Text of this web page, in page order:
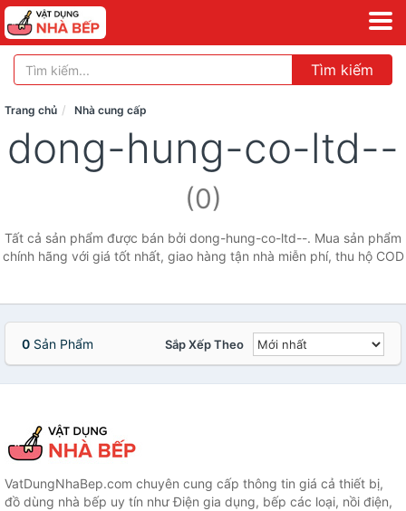
Tìm kiếm
Trang chủ Nhà cung cấp
dong-hung-co-ltd--
(0)
Tất cả sản phẩm được bán bởi dong-hung-co-ltd--. Mua sản phẩm
chính hãng với giá tốt nhất, giao hàng tận nhà miễn phí, thu hộ COD
0 Sản Phẩm Sắp Xếp Theo
VatDungNhaBep.com chuyên cung cấp thông tin giá cả thiết bị,
đồ dùng nhà bếp uy tín như Điện gia dụng, bếp các loại, nồi điện,